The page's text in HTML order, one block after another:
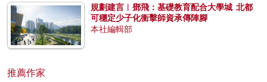
規劃建言︱鄧飛：基礎教育配合大學城 北都
可穩定少子化衝擊師資承傳陣腳
本社編輯部
推薦作家